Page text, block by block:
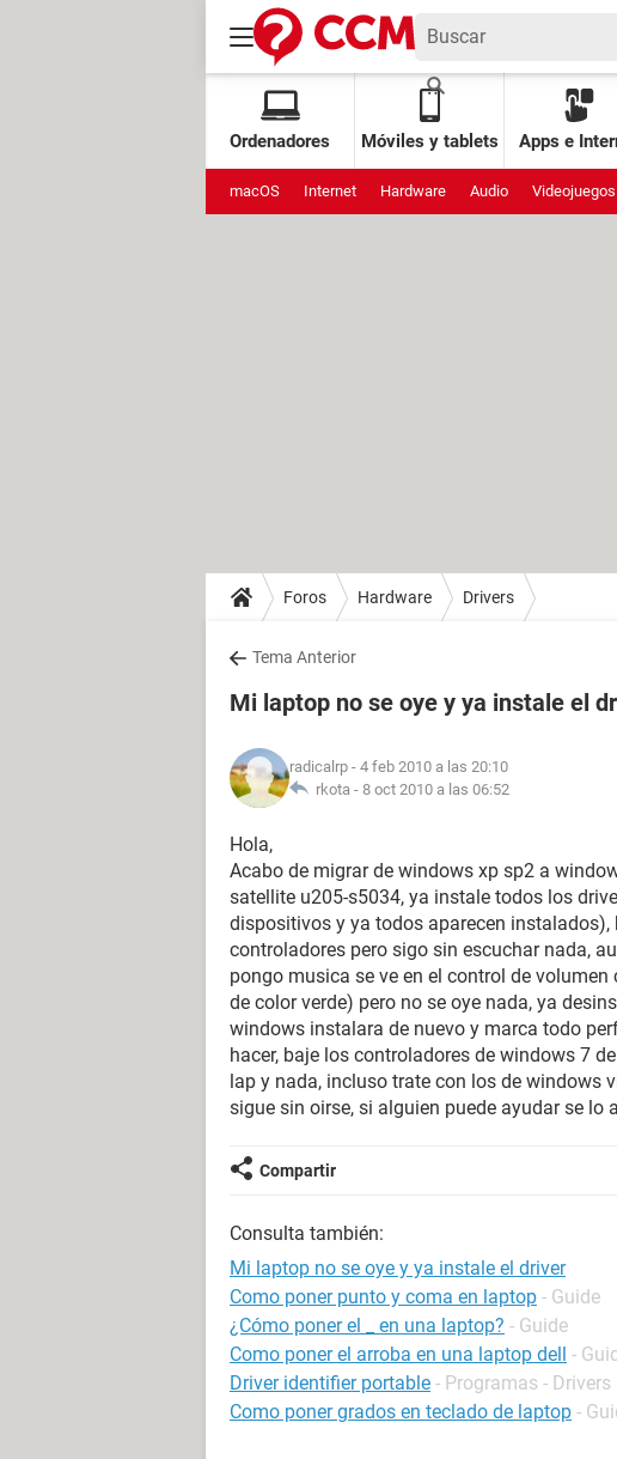
Ordenadores Móviles y tablets Apps e
macOS Internet Hardware Audio Videojuegos
Foros Hardware Drivers
Tema Anterior
Mi laptop no se oye y ya instale el
radicalrp - 4 feb 2010 a las 20:10
rkota - 8 oct 2010 a las 06:52
Hola,
Acabo de migrar de windows xp sp2 a
satellite u205-s5034, ya instale todos los
dispositivos y ya todos aparecen
controladores pero sigo sin escuchar nada,
pongo musica se ve en el control de
de color verde) pero no se oye nada, ya
windows instalara de nuevo y marca todo
hacer, baje los controladores de windows 7
lap y nada, incluso trate con los de windows
sigue sin oirse, si alguien puede ayudar se lo
Compartir
Consulta también:
Mi laptop no se oye y ya instale el driver
Como poner punto y coma en laptop - Guide
¿Cómo poner el _ en una laptop? - Guide
Como poner el arroba en una laptop dell -
Driver identifier portable - Programas - Drivers
Como poner grados en teclado de laptop -